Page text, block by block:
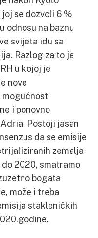
se dozvoli 6 %
odnosu na baznu
svijeta idu sa
Razlog za to je
u kojoj je
nove
i ponovno
Postoji jasan
da se emisije
zemalja
2020, smatramo
bogata
može i treba
stakleničkih